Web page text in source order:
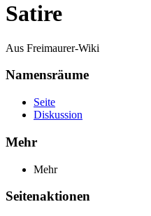
Satire
Aus Freimaurer-Wiki
Namensräume
Seite
Diskussion
Mehr
Mehr
Seitenaktionen